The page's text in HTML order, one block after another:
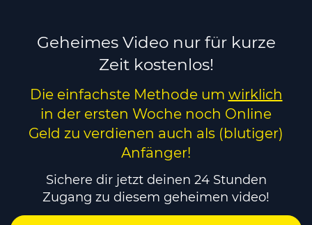
Geheimes Video nur für kurze
Zeit kostenlos!
Die einfachste Methode um wirklich
in der ersten Woche noch Online
Geld zu verdienen auch als (blutiger)
Anfänger!
Sichere dir jetzt deinen 24 Stunden
Zugang zu diesem geheimen video!